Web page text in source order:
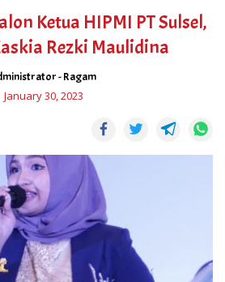
Ketua HIPMI PT Sulsel,
Rezki Maulidina
-Ragam
January 30, 2023